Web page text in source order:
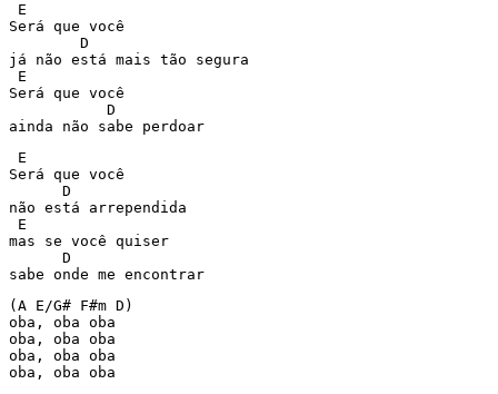
E
Será que você
        D
já não está mais tão segura
E
Será que você
           D
ainda não sabe perdoar
E
Será que você
      D
não está arrependida
E
mas se você quiser
      D
sabe onde me encontrar
(A E/G# F#m D)
oba, oba oba
oba, oba oba
oba, oba oba
oba, oba oba